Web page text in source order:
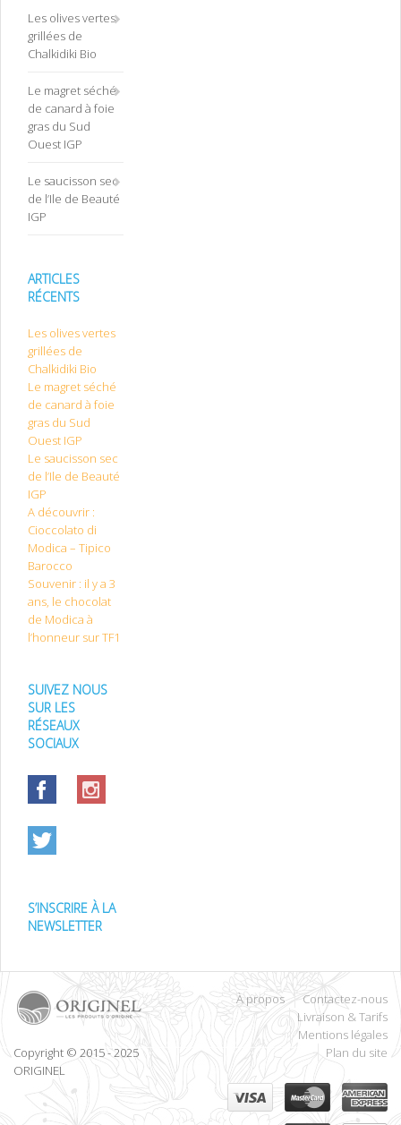
Les olives vertes
grillées de
Chalkidiki Bio
Le magret séché
de canard à foie
gras du Sud
Ouest IGP
Le saucisson sec
de l’Ile de Beauté
IGP
ARTICLES
RÉCENTS
Les olives vertes
grillées de
Chalkidiki Bio
Le magret séché
de canard à foie
gras du Sud
Ouest IGP
Le saucisson sec
de l’Ile de Beauté
IGP
A découvrir :
Cioccolato di
Modica – Tipico
Barocco
Souvenir : il y a 3
ans, le chocolat
de Modica à
l’honneur sur TF1
SUIVEZ NOUS
SUR LES
RÉSEAUX
SOCIAUX
S’INSCRIRE À LA
NEWSLETTER
Copyright © 2015 - 2025
ORIGINEL
À propos
Contactez-nous
Livraison & Tarifs
Mentions légales
Plan du site